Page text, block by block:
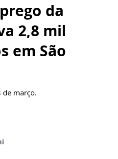
da
2,8 mil
em São
de março.